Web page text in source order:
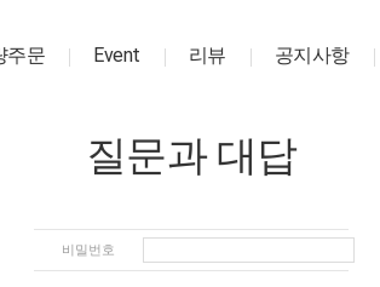
주문 Event 리뷰 공지사항
질문과 대답
비밀번호